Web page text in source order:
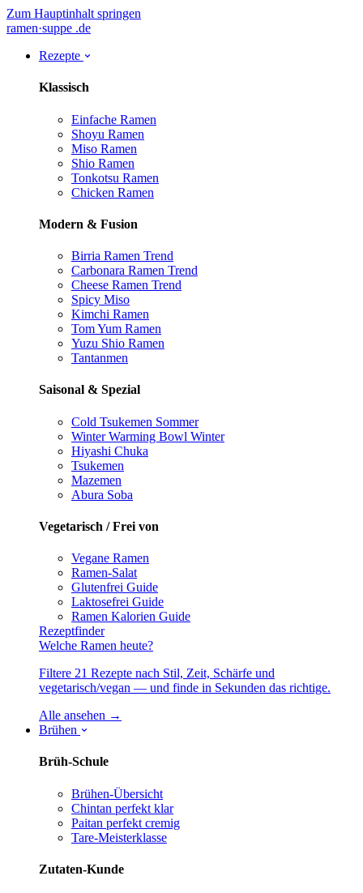
Zum Hauptinhalt springen
ramen·suppe .de
Rezepte
Klassisch
Einfache Ramen
Shoyu Ramen
Miso Ramen
Shio Ramen
Tonkotsu Ramen
Chicken Ramen
Modern & Fusion
Birria Ramen Trend
Carbonara Ramen Trend
Cheese Ramen Trend
Spicy Miso
Kimchi Ramen
Tom Yum Ramen
Yuzu Shio Ramen
Tantanmen
Saisonal & Spezial
Cold Tsukemen Sommer
Winter Warming Bowl Winter
Hiyashi Chuka
Tsukemen
Mazemen
Abura Soba
Vegetarisch / Frei von
Vegane Ramen
Ramen-Salat
Glutenfrei Guide
Laktosefrei Guide
Ramen Kalorien Guide
Rezeptfinder
Welche Ramen heute?
Filtere 21 Rezepte nach Stil, Zeit, Schärfe und
vegetarisch/vegan — und finde in Sekunden das richtige.
Alle ansehen →
Brühen
Brüh-Schule
Brühen-Übersicht
Chintan perfekt klar
Paitan perfekt cremig
Tare-Meisterklasse
Zutaten-Kunde